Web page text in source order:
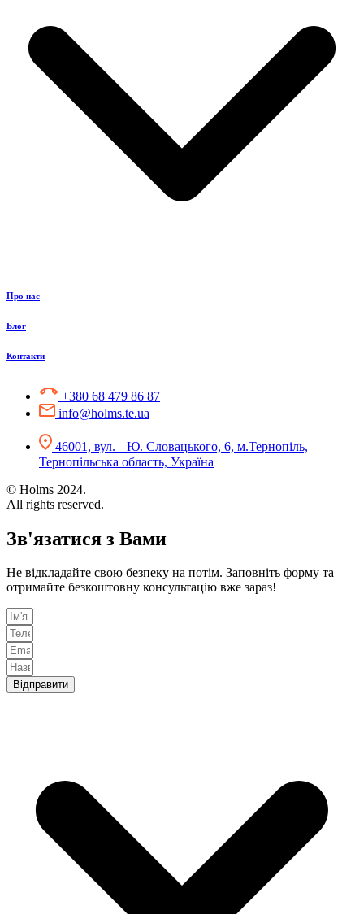
Про нас
Блог
Контакти
+380 68 479 86 87
info@holms.te.ua
46001, вул. Ю. Словацького, 6, м.Тернопіль,
Тернопільська область, Україна
© Holms 2024.
All rights reserved.
Зв'язатися з Вами
Не відкладайте свою безпеку на потім. Заповніть форму та
отримайте безкоштовну консультацію вже зараз!
Відправити